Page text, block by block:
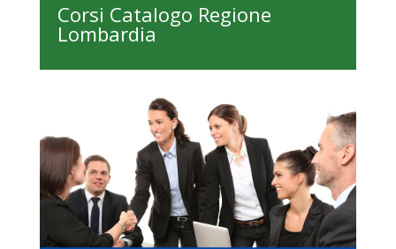
Corsi Catalogo Regione
Lombardia